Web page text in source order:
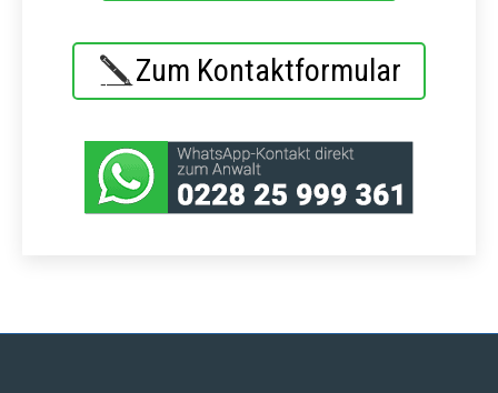
Zum Kontaktformular